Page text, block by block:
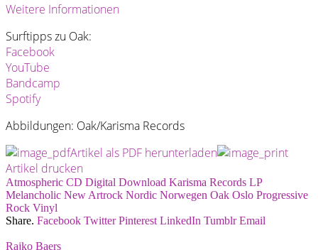
Weitere Informationen
Surftipps zu Oak:
Facebook
YouTube
Bandcamp
Spotify
Abbildungen: Oak/Karisma Records
Artikel als PDF herunterladen
Artikel drucken
Atmospheric CD Digital Download Karisma Records LP
Melancholic New Artrock Nordic Norwegen Oak Oslo Progressive
Rock Vinyl
Share. Facebook Twitter Pinterest LinkedIn Tumblr Email
Rajko Baers